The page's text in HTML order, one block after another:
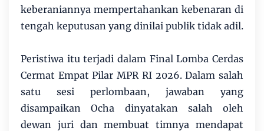
keberaniannya mempertahankan kebenaran di
tengah keputusan yang dinilai publik tidak adil.
Peristiwa itu terjadi dalam Final Lomba Cerdas
Cermat Empat Pilar MPR RI 2026. Dalam salah
satu sesi perlombaan, jawaban yang
disampaikan Ocha dinyatakan salah oleh
dewan juri dan membuat timnya mendapat